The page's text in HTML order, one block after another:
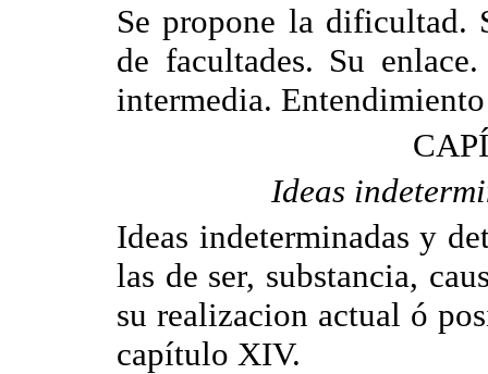
Se propone la dificultad.
de facultades. Su
intermedia.
Ideas
Ideas indeterminadas y
las de ser, substancia,
su realizacion actual ó
capítulo XIV.